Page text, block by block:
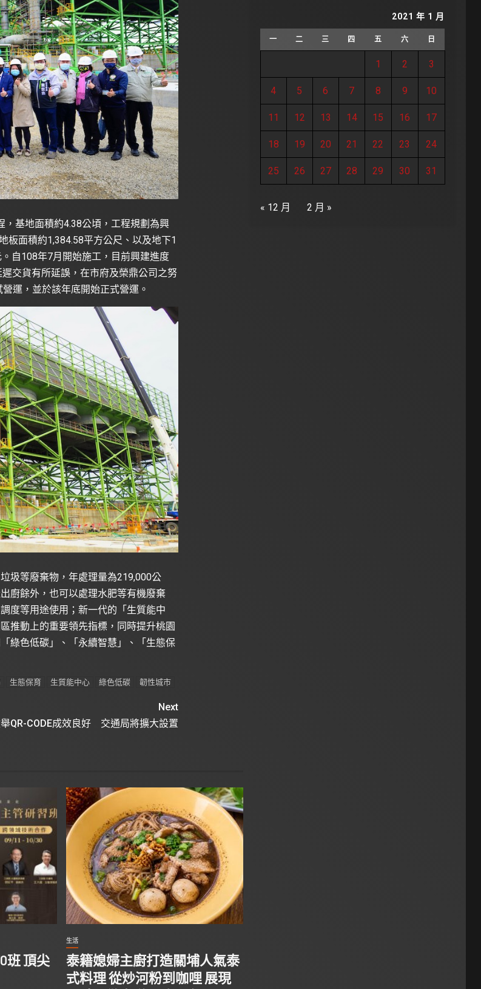
，基地面積約4.38公頃，工程規劃為興
板面積約1,384.58平方公尺、以及地下1
自108年7月開始施工，目前興建進度
交貨有所延誤，在市府及榮鼎公司之努
運，並於該年底開始正式營運。
圾等廢棄物，年處理量為219,000公
廚餘外，也可以處理水肥等有機廢棄
度等用途使用；新一代的「生質能中
推動上的重要領先指標，同時提升桃園
綠色低碳」、「永續智慧」、「生態保
生態保育 生質能中心 綠色低碳 韌性城市
Next
QR-CODE成效良好 交通局將擴大設置
班 頂尖
生活
泰籍媳婦主廚打造關埔人氣泰
式料理 從炒河粉到咖哩 展現
2021 年 1 月
一 二 三 四 五 六 日
1 2 3
4 5 6 7 8 9 10
11 12 13 14 15 16 17
18 19 20 21 22 23 24
25 26 27 28 29 30 31
« 12 月 2 月 »